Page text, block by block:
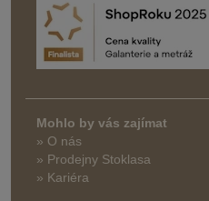
Mohlo by vás zajímat
» O nás
» Prodejny Stoklasa
» Kariéra